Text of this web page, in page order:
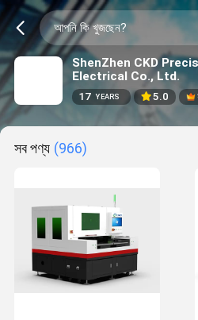
ShenZhen CKD
Electrical Co., Ltd.
17 YEARS 5.0
সব পণ্য (966)